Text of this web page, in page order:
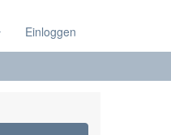
Einloggen